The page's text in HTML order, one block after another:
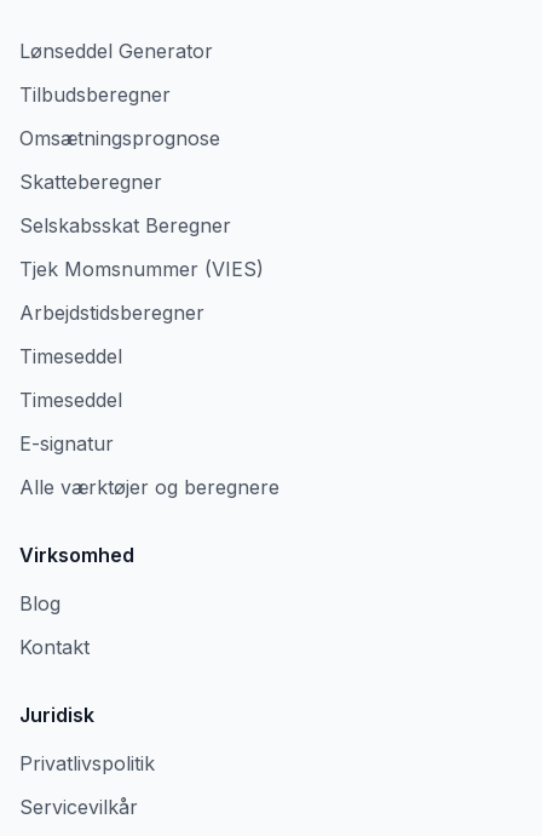
Lønseddel Generator
Tilbudsberegner
Omsætningsprognose
Skatteberegner
Selskabsskat Beregner
Tjek Momsnummer (VIES)
Arbejdstidsberegner
Timeseddel
Timeseddel
E-signatur
Alle værktøjer og beregnere
Virksomhed
Blog
Kontakt
Juridisk
Privatlivspolitik
Servicevilkår